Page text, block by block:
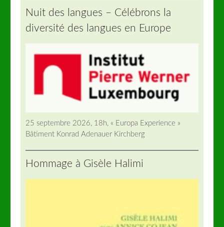
Nuit des langues – Célébrons la
diversité des langues en Europe
25 septembre 2026, 18h, « Europa Experience »
Bâtiment Konrad Adenauer Kirchberg
Hommage à Gisèle Halimi